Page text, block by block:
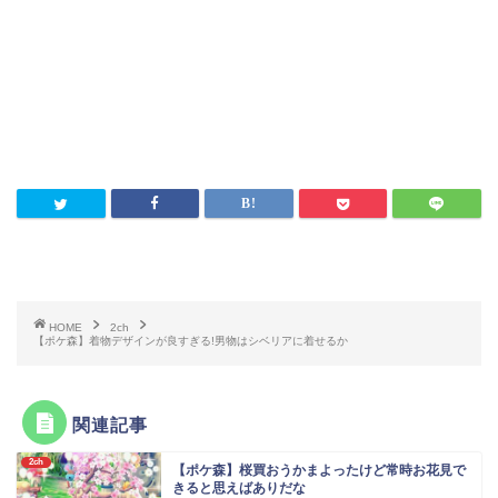
HOME
2ch
【ポケ森】着物デザインが良すぎる!男物はシベリアに着せるか
関連記事
2ch
【ポケ森】桜買おうかまよったけど常時お花見で
きると思えばありだな